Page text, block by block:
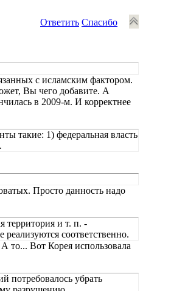
Ответить Спасибо
с исламским фактором.
Вы чего добавите. А
в 2009-м. И корректнее
такие: 1) федеральная власть
Просто данность надо
территория и т. п. -
соответственно.
то... Вот Корея использовала
потребовалось убрать